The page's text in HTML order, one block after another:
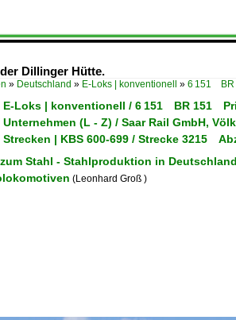
Dillinger Hütte.
» Deutschland » E-Loks | konventionell » 6 151
E-Loks | konventionell / 6 151 BR 151
(L - Z) / Saar Rail GmbH,
| KBS 600-699 / Strecke 3215
Stahl - Stahlproduktion in Deutschland
(Leonhard Groß )